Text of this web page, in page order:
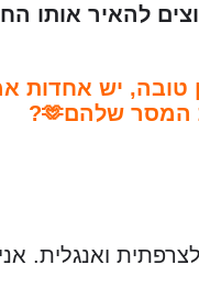
להאיר אותו
טובה, יש אחדות
שלהם🫶?
מפריז לארץ בגיל 21, הייתי מורה לצרפתית